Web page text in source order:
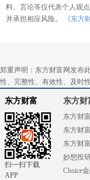
料、言论等仅代表个人观
并承担相应风险。
《东方
郑重声明：东方财富网发布
性、完整性、有效性、及时
东方财富
扫一扫下载
APP
东方财
东方财
东方财
东方财
妙想投
Choice